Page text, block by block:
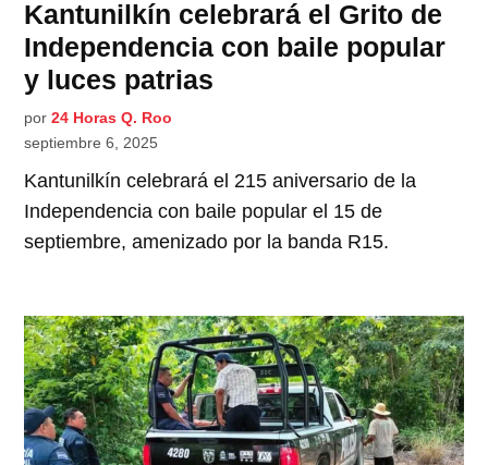
Kantunilkín celebrará el Grito de
Independencia con baile popular
y luces patrias
por 24 Horas Q. Roo
septiembre 6, 2025
Kantunilkín celebrará el 215 aniversario de la
Independencia con baile popular el 15 de
septiembre, amenizado por la banda R15.